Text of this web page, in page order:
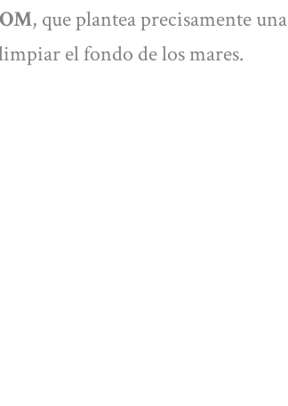
, que plantea precisamente una
el fondo de los mares.